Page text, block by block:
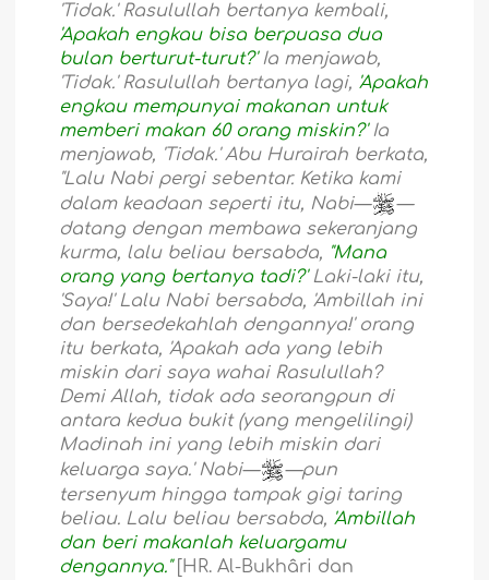
'Tidak.' Rasulullah bertanya kembali,
'Apakah engkau bisa berpuasa dua
bulan berturut-turut?'Ia menjawab,
'Tidak.' Rasulullah bertanya lagi, 'Apakah
engkau mempunyai makanan untuk
memberi makan 60 orang miskin?'Ia
menjawab, 'Tidak.' Abu Hurairah berkata,
"Lalu Nabi pergi sebentar. Ketika kami
dalam keadaan seperti itu, Nabi—
—
datang dengan membawa sekeranjang
kurma, lalu beliau bersabda, "Mana
orang yang bertanya tadi?'Laki-laki itu,
'Saya!' Lalu Nabi bersabda, 'Ambillah ini
dan bersedekahlah dengannya!' orang
itu berkata, 'Apakah ada yang lebih
miskin dari saya wahai Rasulullah?
Demi Allah, tidak ada seorangpun di
antara kedua bukit (yang mengelilingi)
Madinah ini yang lebih miskin dari
keluarga saya.' Nabi—
—pun
tersenyum hingga tampak gigi taring
beliau. Lalu beliau bersabda, 'Ambillah
dan beri makanlah keluargamu
dengannya."[HR. Al-Bukhâri dan